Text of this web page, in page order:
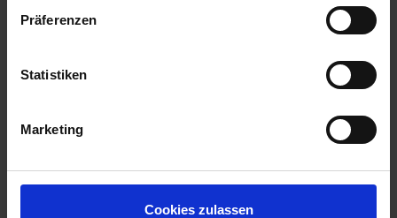
Präferenzen
Statistiken
Marketing
Cookies zulassen
Begeben Sie sich auf eine kulinarische Entdeckungsreise
durch Portugal – an Bord unserer exklusiven Culinary